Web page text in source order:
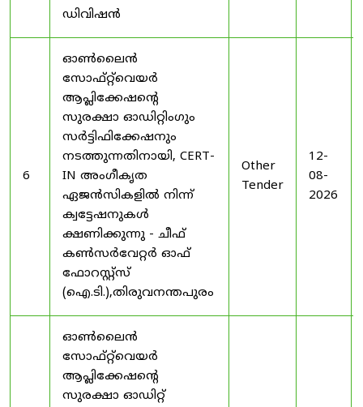
ഡിവിഷൻ
6
ഓൺലൈൻ
സോഫ്റ്റ്‌വെയർ
ആപ്ലിക്കേഷന്റെ
സുരക്ഷാ ഓഡിറ്റിംഗും
സർട്ടിഫിക്കേഷനും
നടത്തുന്നതിനായി, CERT-
IN അംഗീകൃത
ഏജൻസികളിൽ നിന്ന്
ക്വട്ടേഷനുകൾ
ക്ഷണിക്കുന്നു - ചീഫ്
കൺസർവേറ്റർ ഓഫ്
ഫോറസ്റ്റ്സ്
(ഐ.ടി.),തിരുവനന്തപുരം
Other
Tender
12-
08-
2026
ഓൺലൈൻ
സോഫ്റ്റ്‌വെയർ
ആപ്ലിക്കേഷന്റെ
സുരക്ഷാ ഓഡിറ്റ്